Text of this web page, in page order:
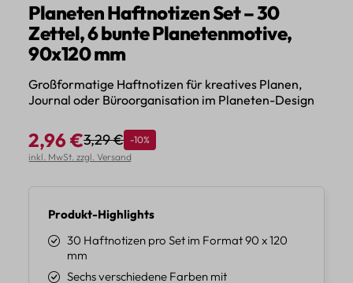
Planeten Haftnotizen Set – 30
Zettel, 6 bunte Planetenmotive,
90x120 mm
Großformatige Haftnotizen für kreatives Planen,
Journal oder Büroorganisation im Planeten-Design
Verkaufspreis:
2,96 €Regulärer Preis:
3,29 € Rabatt
-10%
inkl. MwSt. zzgl. Versand
Produkt-Highlights
30 Haftnotizen pro Set im Format 90 x 120
mm
Sechs verschiedene Farben mit